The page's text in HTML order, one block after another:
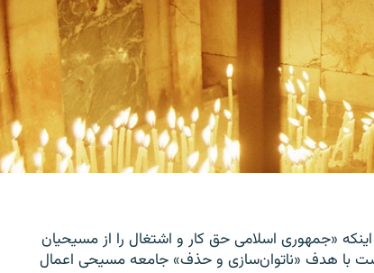
«جمهوری اسلامی حق کار و اشتغال را از مسیحیان
با هدف «ناتوان‌سازی و حذف» جامعه مسیحی اعمال